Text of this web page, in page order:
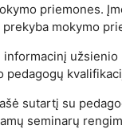
priemones.
mokymo
užsienio
pedagogų
sutartį su
seminarų